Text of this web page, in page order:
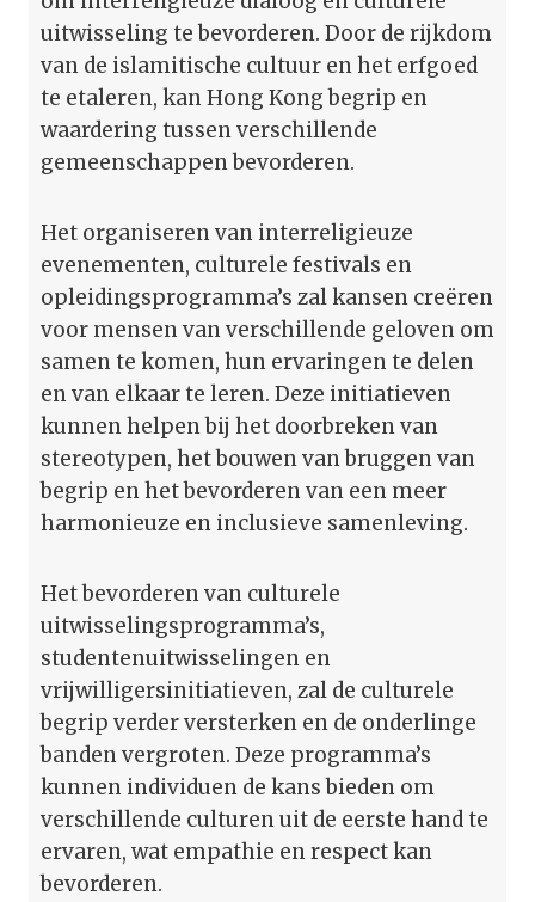
uitwisseling te bevorderen. Door de rijkdom
van de islamitische cultuur en het erfgoed
te etaleren, kan Hong Kong begrip en
waardering tussen verschillende
gemeenschappen bevorderen.
Het organiseren van interreligieuze
evenementen, culturele festivals en
opleidingsprogramma’s zal kansen creëren
voor mensen van verschillende geloven om
samen te komen, hun ervaringen te delen
en van elkaar te leren. Deze initiatieven
kunnen helpen bij het doorbreken van
stereotypen, het bouwen van bruggen van
begrip en het bevorderen van een meer
harmonieuze en inclusieve samenleving.
Het bevorderen van culturele
uitwisselingsprogramma’s,
studentenuitwisselingen en
vrijwilligersinitiatieven, zal de culturele
begrip verder versterken en de onderlinge
banden vergroten. Deze programma’s
kunnen individuen de kans bieden om
verschillende culturen uit de eerste hand te
ervaren, wat empathie en respect kan
bevorderen.